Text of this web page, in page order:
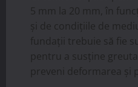
5 mm la 20 mm, în
și de condițiile de
fundații trebuie să fie
pentru a susține
preveni deformarea și